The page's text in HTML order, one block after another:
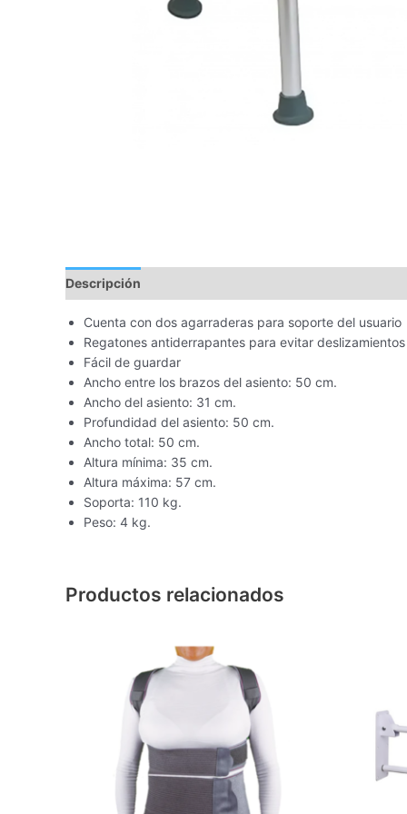
Descripción
Cuenta con dos agarraderas para soporte del usuario
Regatones antiderrapantes para evitar deslizamientos
Fácil de guardar
Ancho entre los brazos del asiento: 50 cm.
Ancho del asiento: 31 cm.
Profundidad del asiento: 50 cm.
Ancho total: 50 cm.
Altura mínima: 35 cm.
Altura máxima: 57 cm.
Soporta: 110 kg.
Peso: 4 kg.
Productos relacionados
tiene
múltiples
variantes.
Las
opciones
se
pueden
elegir